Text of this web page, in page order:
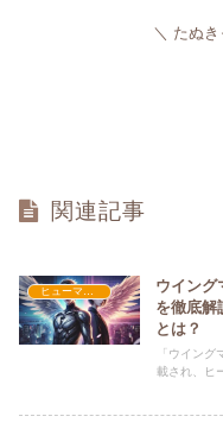
たぬ
関連記事
ウイング
を徹底解
とは？
「ウイン
載され、ヒ